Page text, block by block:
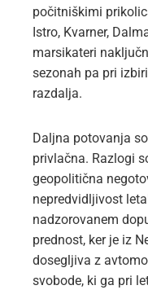
počitniškimi
Istro, Kvarner,
marsikateri
sezonah pa pri
razdalja.
Daljna potovanja
privlačna. Razlogi
geopolitična
nepredvidljivost
nadzorovanem
prednost, ker je iz
dosegljiva z
svobode, ki ga pri